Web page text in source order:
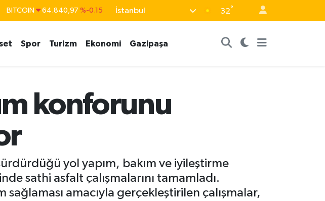
DOLAR 47,7436 %0.18 İstanbul 32°
Spor Turizm Ekonomi Gazipaşa
konforunu
yol yapım, bakım ve iyileştirme
sathi asfalt çalışmalarını tamamladı.
amacıyla gerçekleştirilen çalışmalar,